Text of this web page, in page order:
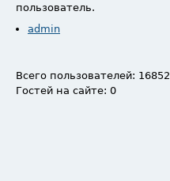
пользователь.
admin
Всего пользователей: 16852
Гостей на сайте: 0